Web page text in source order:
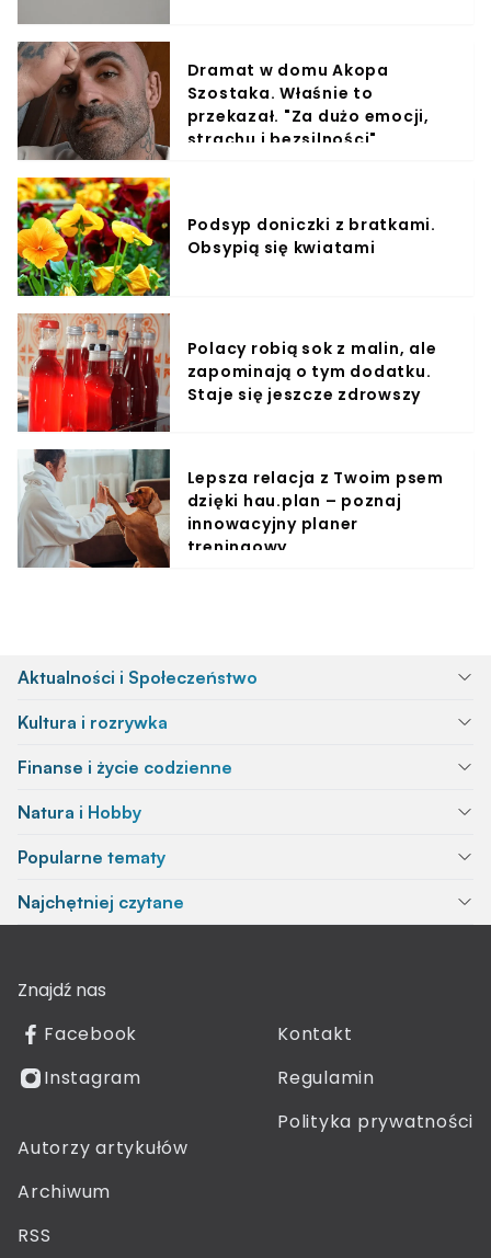
Dramat w domu Akopa
Szostaka. Właśnie to
przekazał. "Za dużo emocji,
strachu i bezsilności"
Podsyp doniczki z bratkami.
Obsypią się kwiatami
Polacy robią sok z malin, ale
zapominają o tym dodatku.
Staje się jeszcze zdrowszy
Lepsza relacja z Twoim psem
dzięki hau.plan – poznaj
innowacyjny planer
treningowy
Aktualności i Społeczeństwo
Kultura i rozrywka
Finanse i życie codzienne
Natura i Hobby
Popularne tematy
Najchętniej czytane
Znajdź nas
Facebook
Instagram
Kontakt
Regulamin
Polityka prywatności
Autorzy artykułów
Archiwum
RSS